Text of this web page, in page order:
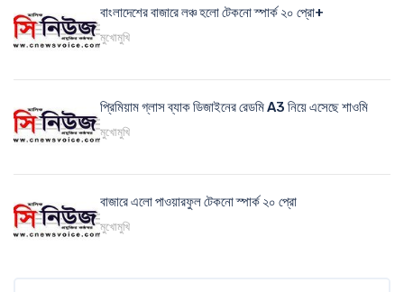
বাংলাদেশের বাজারে লঞ্চ হলো টেকনো স্পার্ক ২০ প্রো+
মুখোমুখি
প্রিমিয়াম গ্লাস ব্যাক ডিজাইনের রেডমি A3 নিয়ে এসেছে শাওমি
মুখোমুখি
বাজারে এলো পাওয়ারফুল টেকনো স্পার্ক ২০ প্রো
মুখোমুখি